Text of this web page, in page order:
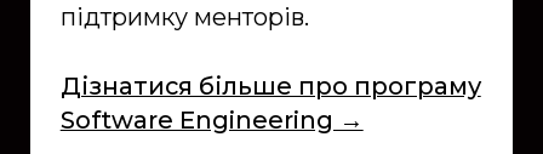
підтримку менторів.
Дізнатися більше про програму
Software Engineering →